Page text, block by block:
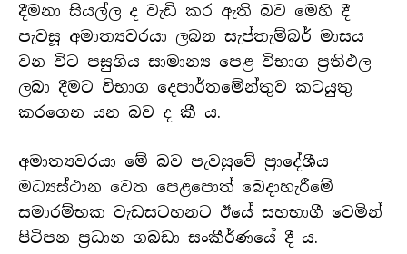
දීමනා සියල්ල ද වැඩි කර ඇති බව මෙහි දී
පැවසූ අමාත්යවරයා ලබන සැප්තැම්බර් මාසය
වන විට පසුගිය සාමාන් ය පෙළ විභාග ප්රතිඵල
ලබා දීමට විභාග දෙපාර්තමේන්තුව කටයුතු
කරගෙන යන බව ද කී ය.
අමාත්යවරයා මේ බව පැවසුවේ ප්රාදේශීය
මධ්යස්ථාන වෙත පෙළපොත් බෙදාහැරීමේ
සමාරම්භක වැඩසටහනට ඊයේ සහභාගී වෙමින්
පිටිපන ප්රධාන ගබඩා සංකීර්ණයේ දී ය.